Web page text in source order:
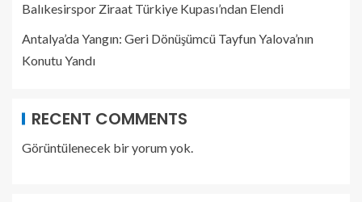
Balıkesirspor Ziraat Türkiye Kupası’ndan Elendi
Antalya’da Yangın: Geri Dönüşümcü Tayfun Yalova’nın
Konutu Yandı
RECENT COMMENTS
Görüntülenecek bir yorum yok.